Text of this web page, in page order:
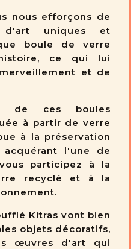
nous efforçons de
uniques et
boule de verre
ce qui lui
et de
de ces boules
à partir de verre
à la préservation
l'une de
participez à la
recyclé et à la
Kitras vont bien
objets décoratifs,
œuvres d'art qui